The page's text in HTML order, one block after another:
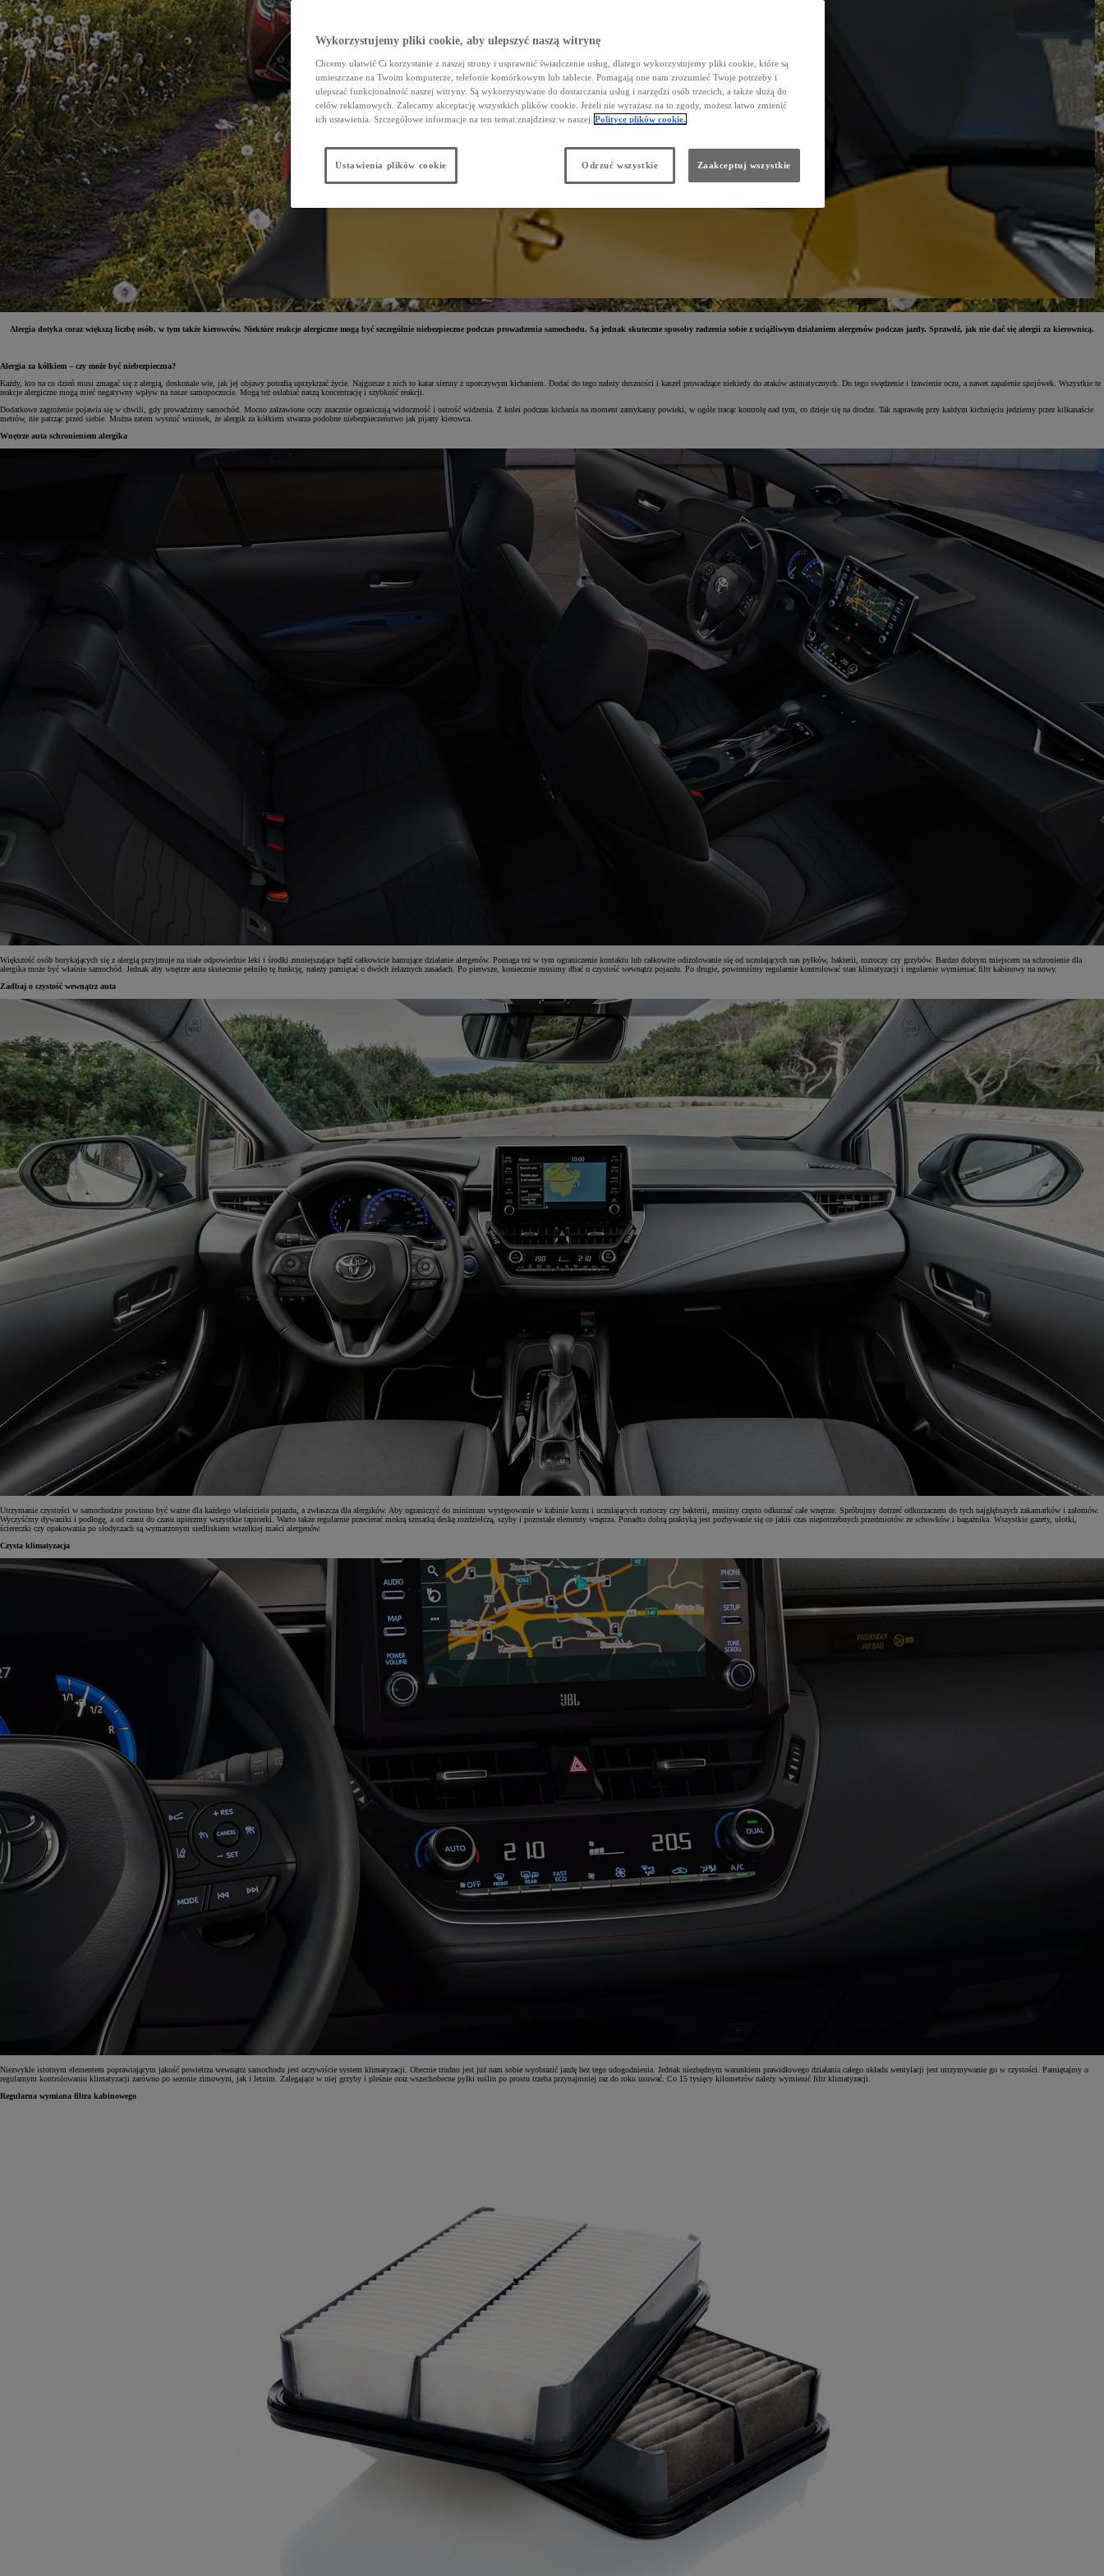
Od
Yaris Cross
Alergia dotyka coraz większą liczbę osób, w tym także kierowców. Niektóre reakcje alergiczne mogą być szczególnie niebezpieczne podczas prowadzenia samochodu. Są jednak skuteczne sposoby radzenia sobie z uciążliwym działaniem alergenów podczas jazdy. Sprawdź, jak nie dać się alergii za kierownicą.
Alergia za kółkiem – czy może być niebezpieczna?
Każdy, kto na co dzień musi zmagać się z alergią, doskonale wie, jak jej objawy potrafią uprzykrzać życie. Najgorsze z nich to katar sienny z uporczywym kichaniem. Dodać do tego należy duszności i kaszel prowadzące niekiedy do ataków astmatycznych. Do tego swędzenie i łzawienie oczu, a nawet zapalenie spojówek. Wszystkie te
reakcje alergiczne mogą mieć negatywny wpływ na nasze samopoczucie. Mogą też osłabiać naszą koncentrację i szybkość reakcji.
Dodatkowe zagrożenie pojawia się w chwili, gdy prowadzimy samochód. Mocno załzawione oczy znacznie ograniczają widoczność i ostrość widzenia. Z kolei podczas kichania na moment zamykamy powieki, w ogóle tracąc kontrolę nad tym, co dzieje się na drodze. Tak naprawdę przy każdym kichnięciu jedziemy przez kilkanaście
metrów, nie patrząc przed siebie. Można zatem wysnuć wniosek, że alergik za kółkiem stwarza podobne niebezpieczeństwo jak pijany kierowca.
Wnętrze auta schronieniem alergika
Większość osób borykających się z alergią przyjmuje na stałe odpowiednie leki i środki zmniejszające bądź całkowicie hamujące działanie alergenów. Pomaga też w tym ograniczenie kontaktu lub całkowite odizolowanie się od uczulających nas pyłków, bakterii, roztoczy czy grzybów. Bardzo dobrym miejscem na schronienie dla
alergika może być właśnie samochód. Jednak aby wnętrze auta skutecznie pełniło tę funkcję, należy pamiętać o dwóch żelaznych zasadach. Po pierwsze, koniecznie musimy dbać o czystość wewnątrz pojazdu. Po drugie, powinniśmy regularnie kontrolować stan klimatyzacji i regularnie wymieniać filtr kabinowy na nowy.
Zadbaj o czystość wewnątrz auta
Utrzymanie czystości w samochodzie powinno być ważne dla każdego właściciela pojazdu, a zwłaszcza dla alergików. Aby ograniczyć do minimum występowanie w kabinie kurzu i uczulających roztoczy czy bakterii, musimy często odkurzać całe wnętrze. Spróbujmy dotrzeć odkurzaczem do tych najgłębszych zakamarków i załomów.
Wyczyśćmy dywaniki i podłogę, a od czasu do czasu upierzmy wszystkie tapicerki. Warto także regularnie przecierać mokrą szmatką deskę rozdzielczą, szyby i pozostałe elementy wnętrza. Ponadto dobrą praktyką jest pozbywanie się co jakiś czas niepotrzebnych przedmiotów ze schowków i bagażnika. Wszystkie gazety, ulotki,
ściereczki czy opakowania po słodyczach są wymarzonym siedliskiem wszelkiej maści alergenów.
Czysta klimatyzacja
Niezwykle istotnym elementem poprawiającym jakość powietrza wewnątrz samochodu jest oczywiście system klimatyzacji. Obecnie trudno jest już nam sobie wyobrazić jazdę bez tego udogodnienia. Jednak niezbędnym warunkiem prawidłowego działania całego układu wentylacji jest utrzymywanie go w czystości. Pamiętajmy o
regularnym kontrolowaniu klimatyzacji zarówno po sezonie zimowym, jak i letnim. Zalegające w niej grzyby i pleśnie oraz wszechobecne pyłki roślin po prostu trzeba przynajmniej raz do roku usuwać. Co 15 tysięcy kilometrów należy wymienić filtr klimatyzacji.
Regularna wymiana filtra kabinowego
Wykorzystujemy pliki cookie, aby ulepszyć naszą witrynę
Chcemy ułatwić Ci korzystanie z naszej strony i usprawnić świadczenie usług, dlatego wykorzystujemy pliki cookie, które są
umieszczane na Twoim komputerze, telefonie komórkowym lub tablecie. Pomagają one nam zrozumieć Twoje potrzeby i
ulepszać funkcjonalność naszej witryny. Są wykorzystywane do dostarczania usług i narzędzi osób trzecich, a także służą do
celów reklamowych. Zalecamy akceptację wszystkich plików cookie. Jeżeli nie wyrażasz na to zgody, możesz łatwo zmienić
ich ustawienia. Szczegółowe informacje na ten temat znajdziesz w naszej Polityce plików cookie.
Ustawienia plików cookie Odrzuć wszystkie Zaakceptuj wszystkie